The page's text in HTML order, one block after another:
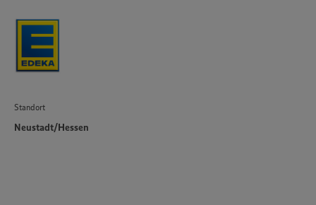
Standort
Neustadt/Hessen